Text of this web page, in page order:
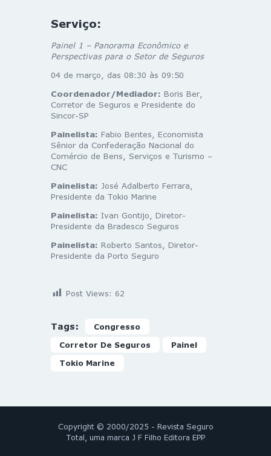
Serviço:
Painel 1 – Panorama Econômico e
Perspectivas para o Setor de Seguros
04 de março, das 08:30 às 09:50
Coordenador/Mediador: Boris Ber,
Corretor de Seguros e Presidente do
Sincor-SP
Painelista: Fabio Bentes, Economista
Sênior da Confederação Nacional do
Comércio de Bens, Serviços e Turismo –
CNC
Painelista: José Adalberto Ferrara,
Presidente da Tokio Marine
Painelista: Ivan Gontijo, Diretor-
Presidente da Bradesco Seguros
Painelista: Roberto Santos, Diretor-
Presidente da Porto Seguro
Post Views: 62
Tags: Congresso
Corretor De Seguros Painel
Tokio Marine
Copyright © 2000/2025 - Revista Seguro
Total, uma marca J F Filho Editora EPP